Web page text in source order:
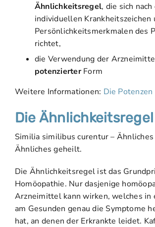
Ähnlichkeitsregel, die sich nach
individuellen Krankheitszeichen
Persönlichkeitsmerkmalen des
richtet,
die Verwendung der
potenzierterForm
Weitere Informationen: Die Potenzen
Die Ähnlichkeitsregel
Similia similibus curentur –
Ähnliches geheilt.
Die Ähnlichkeitsregel ist das
Homöopathie. Nur dasjenige
Arzneimittel kann wirken, welches in
am Gesunden genau die Symptome
hat, an denen der Erkrankte leidet.